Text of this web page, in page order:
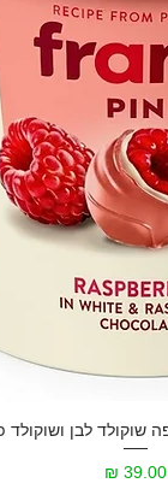
לבן ושוקולד פטל
מחיר